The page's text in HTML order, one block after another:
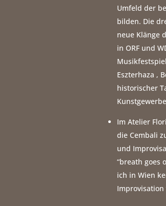
Umfeld der
bilden. Die
neue Klänge
in ORF und
Eszterhaza ,
historischer
Im Atelier
die Cembali
und
“breath goes
ich in Wien